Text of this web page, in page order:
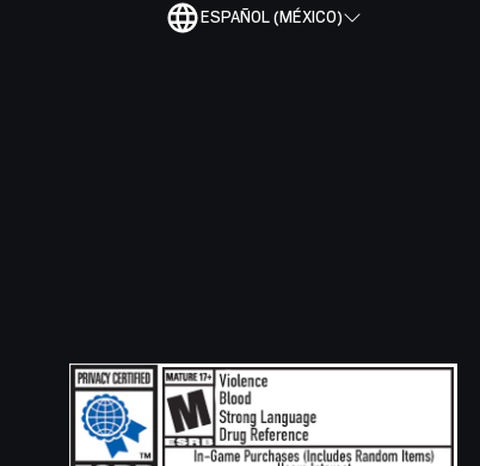
ESPAÑOL (MÉXICO)